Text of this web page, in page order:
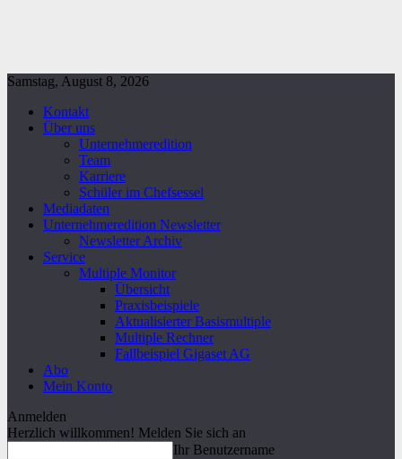
Samstag, August 8, 2026
Kontakt
Über uns
Unternehmeredition
Team
Karriere
Schüler im Chefsessel
Mediadaten
Unternehmeredition Newsletter
Newsletter Archiv
Service
Multiple Monitor
Übersicht
Praxisbeispiele
Aktualisierter Basismultiple
Multiple Rechner
Fallbeispiel Gigaset AG
Abo
Mein Konto
Anmelden
Herzlich willkommen! Melden Sie sich an
Ihr Benutzername